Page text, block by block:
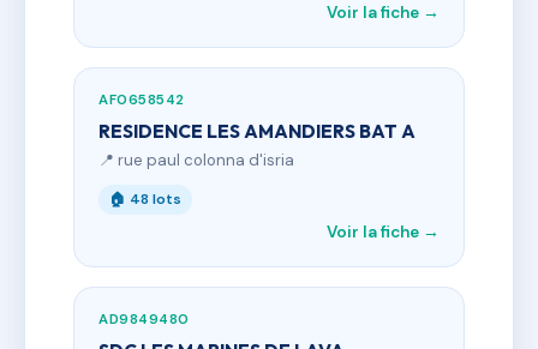
Voir la fiche →
AF0658542
RESIDENCE LES AMANDIERS BAT A
📍 rue paul colonna d'isria
🏠 48 lots
Voir la fiche →
AD9849480